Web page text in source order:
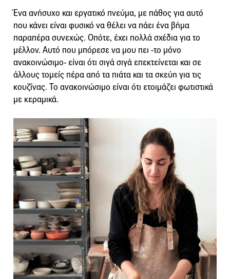
Ένα ανήσυχο και εργατικό πνεύμα, με πάθος για αυτό
που κάνει είναι φυσικό να θέλει να πάει ένα βήμα
παραπέρα συνεχώς. Οπότε, έχει πολλά σχέδια για το
μέλλον. Αυτό που μπόρεσε να μου πει -το μόνο
ανακοινώσιμο- είναι ότι σιγά σιγά επεκτείνεται και σε
άλλους τομείς πέρα από τα πιάτα και τα σκεύη για τις
κουζίνας. Το ανακοινώσιμο είναι ότι ετοιμάζει φωτιστικά
με κεραμικά.